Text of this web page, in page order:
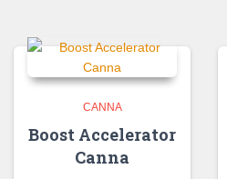
CANNA
Boost Accelerator
Canna